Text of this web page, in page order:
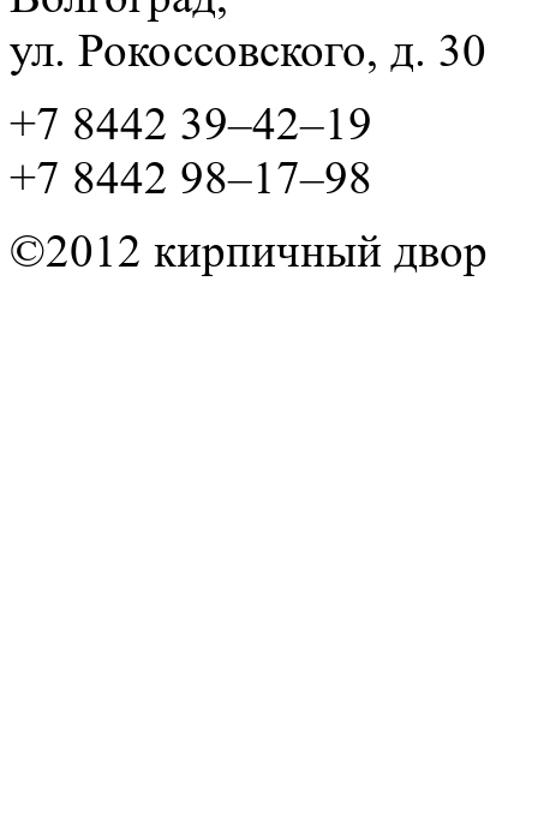
ул. Рокосcовского, д. 30
+7 8442 39–42–19
+7 8442 98–17–98
©2012 кирпичный двор